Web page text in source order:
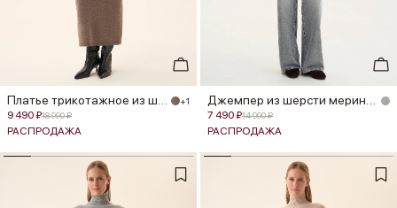
+1
9 490 ₽18 990 ₽
РАСПРОДАЖА
7 490 ₽14 990 ₽
РАСПРОДАЖА